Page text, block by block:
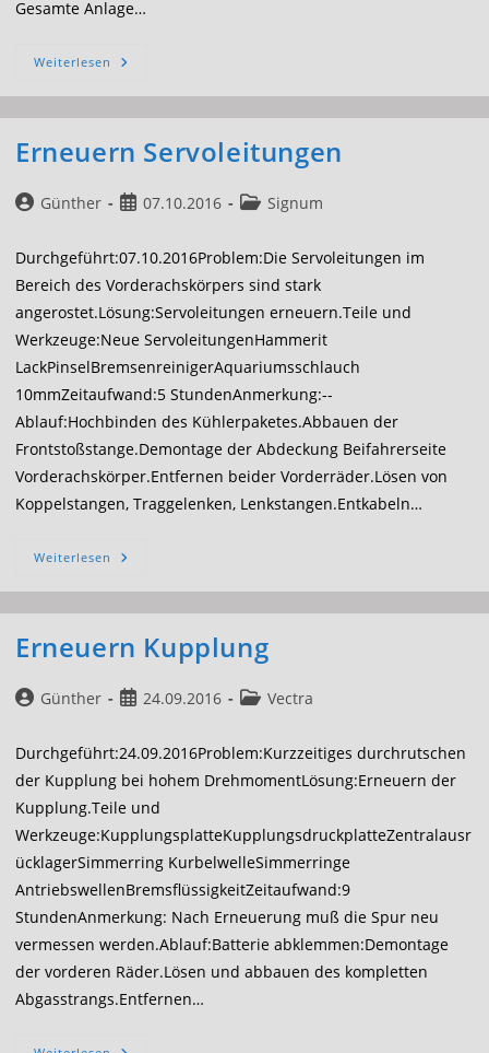
Gesamte Anlage…
Weiterlesen Ölwannendichtung
Erneuern Servoleitungen
Beitrags-
Günther
Beitrag07.10.2016
Beitrags-
Signum
Durchgeführt:07.10.2016Problem:Die Servoleitungen im
Bereich des Vorderachskörpers sind stark
angerostet.Lösung:Servoleitungen erneuern.Teile und
Werkzeuge:Neue ServoleitungenHammerit
LackPinselBremsenreinigerAquariumsschlauch
10mmZeitaufwand:5 StundenAnmerkung:--
Ablauf:Hochbinden des Kühlerpaketes.Abbauen der
Frontstoßstange.Demontage der Abdeckung Beifahrerseite
Vorderachskörper.Entfernen beider Vorderräder.Lösen von
Koppelstangen, Traggelenken, Lenkstangen.Entkabeln…
Weiterlesen Erneuern
Erneuern Kupplung
Beitrags-
Günther
Beitrag
24.09.2016
Beitrags-
Vectra
Durchgeführt:24.09.2016Problem:Kurzzeitiges durchrutschen
der Kupplung bei hohem DrehmomentLösung:Erneuern der
Kupplung.Teile und
Werkzeuge:KupplungsplatteKupplungsdruckplatteZentralausr
ücklagerSimmerring KurbelwelleSimmerringe
AntriebswellenBremsflüssigkeitZeitaufwand:9
StundenAnmerkung: Nach Erneuerung muß die Spur neu
vermessen werden.Ablauf:Batterie abklemmen:Demontage
der vorderen Räder.Lösen und abbauen des kompletten
Abgasstrangs.Entfernen…